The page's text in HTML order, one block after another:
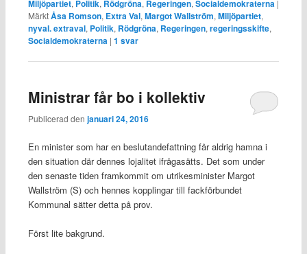
Miljöpartiet, Politik, Rödgröna, Regeringen, Socialdemokraterna |
MärktÅsa Romson, Extra Val, Margot Wallström, Miljöpartiet,
nyval. extraval, Politik, Rödgröna, Regeringen, regeringsskifte,
Socialdemokraterna | 1 svar
Ministrar får bo i kollektiv
Publicerad den januari 24, 2016
En minister som har en beslutandefattning får aldrig hamna i
den situation där dennes lojalitet ifrågasätts. Det som under
den senaste tiden framkommit om utrikesminister Margot
Wallström (S) och hennes kopplingar till fackförbundet
Kommunal sätter detta på prov.
Först lite bakgrund.